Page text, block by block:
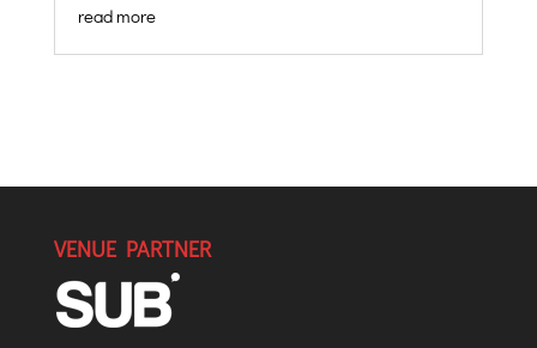
read more
VENUE PARTNER